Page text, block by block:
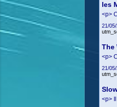
les
<p>
21/
The
<p>
21/
<p>